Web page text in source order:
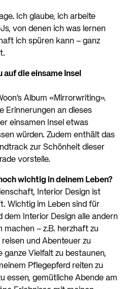
Ich glaube, ich arbeite
von denen ich was lernen
ich spüren kann – ganz
die einsame Insel
Album «Mirrorwriting».
Erinnerungen an dieses
einsamen Insel etwas
würden. Zudem enthält das
zur Schönheit dieser
vorstelle.
wichtig in deinem Leben?
Interior Design ist
Wichtig im Leben sind für
dem Interior Design alle andern
machen – z.B. herzhaft zu
und Abenteuer zu
ganze Vielfalt zu bestaunen,
Pflegepferd reiten zu
essen, gemütliche Abende am